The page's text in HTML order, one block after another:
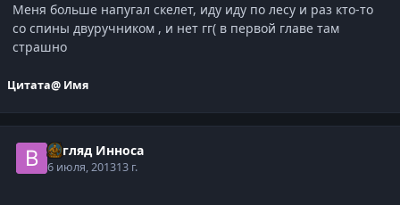
Меня больше напугал скелет, иду иду по лесу и раз кто-то
со спины двуручником , и нет гг( в первой главе там
страшно
Цитата@ Имя
Взгляд Инноса
6 июля, 201313 г.